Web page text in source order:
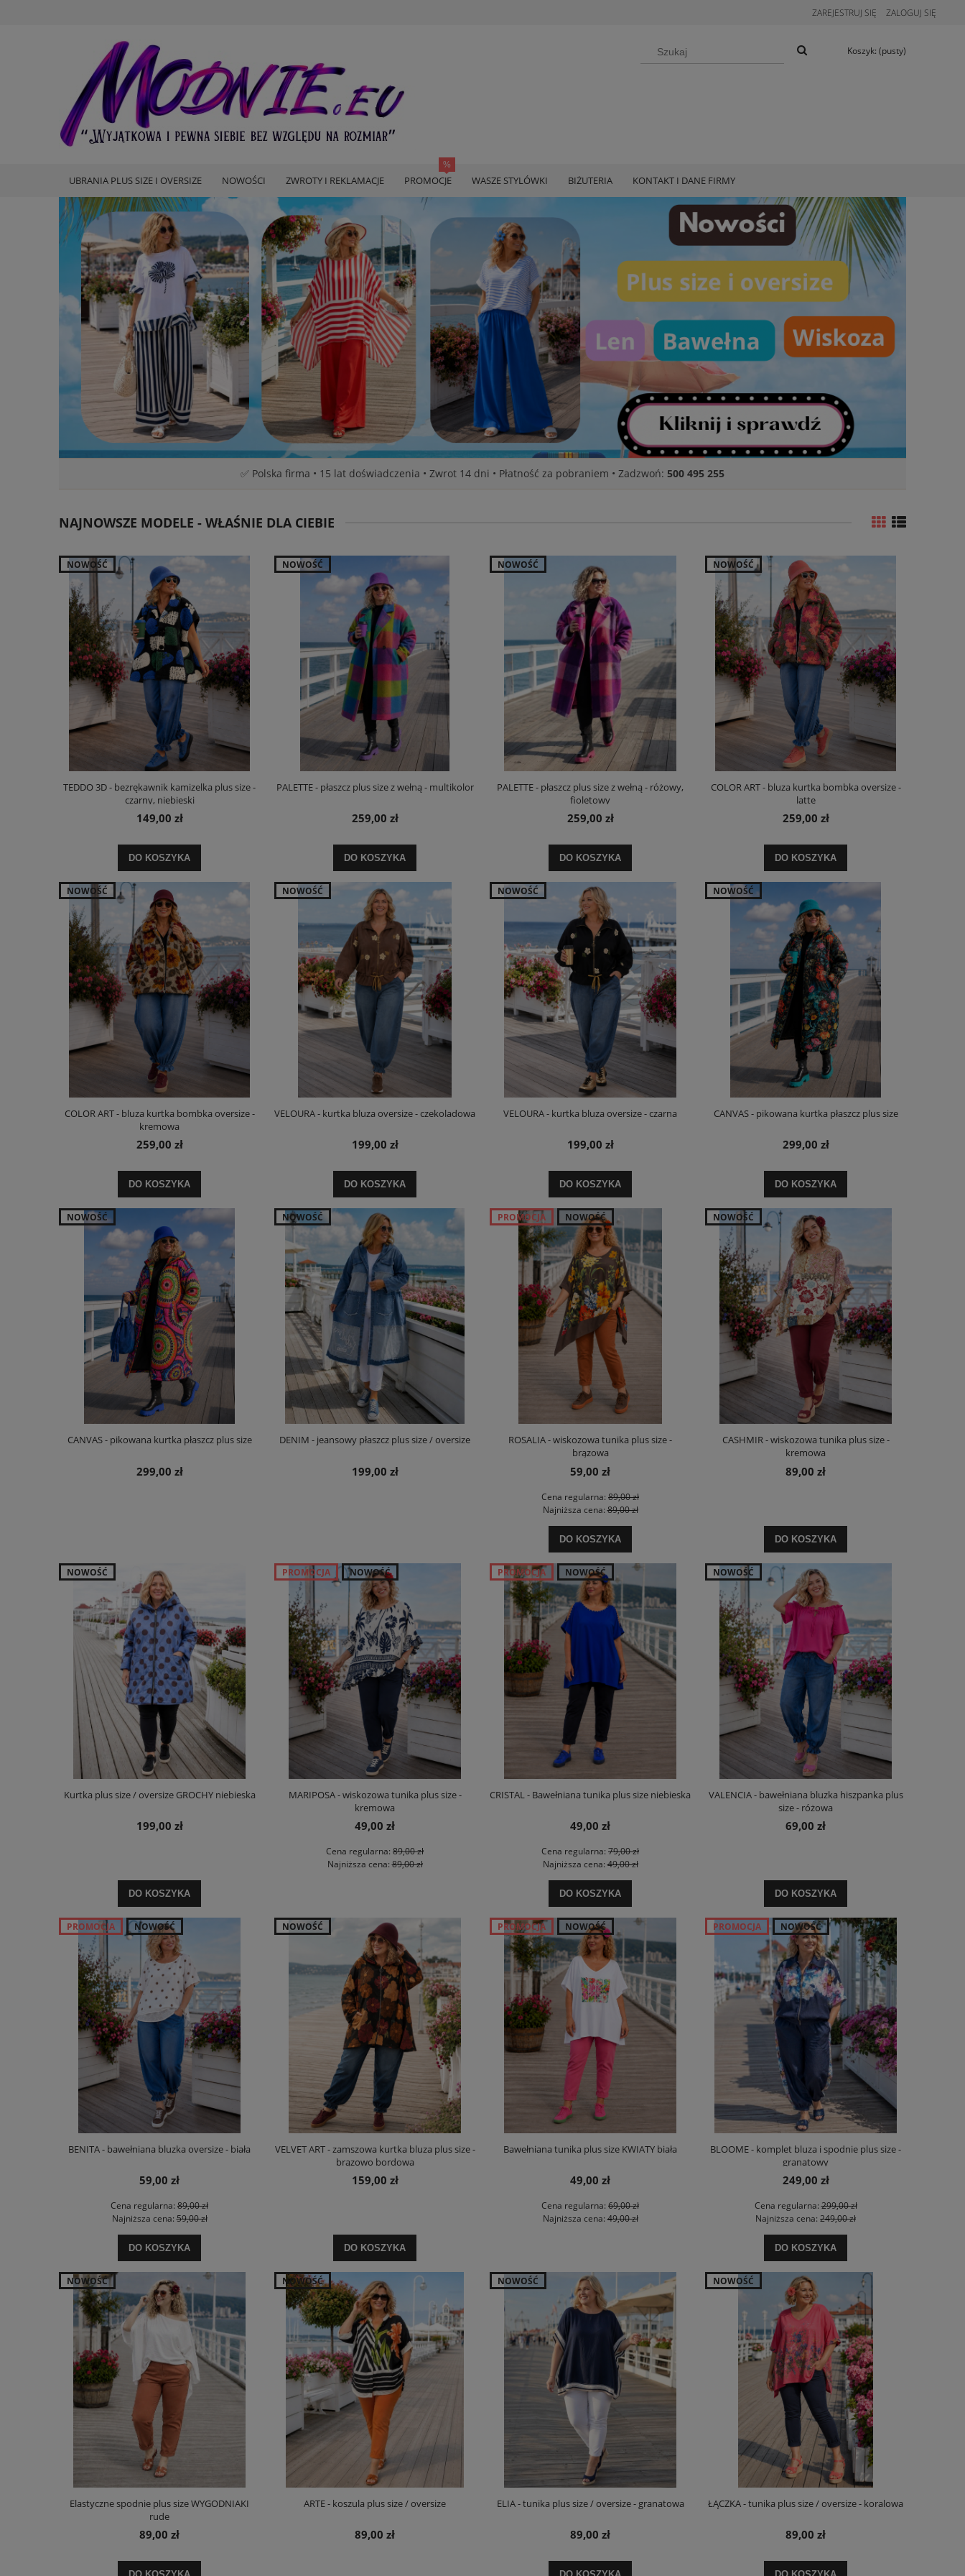
ZAREJESTRUJ SIĘ ZALOGUJ SIĘ
Koszyk: (pusty)
UBRANIA PLUS SIZE I OVERSIZE NOWOŚCI ZWROTY I REKLAMACJE PROMOCJE WASZE STYLÓWKI BIŻUTERIA KONTAKT I DANE FIRMY
✅ Polska firma • 15 lat doświadczenia • Zwrot 14 dni • Płatność za pobraniem • Zadzwoń: 500 495 255
NAJNOWSZE MODELE - WŁAŚNIE DLA CIEBIE
TEDDO 3D - bezrękawnik kamizelka plus size -
czarny, niebieski
149,00 zł
DO KOSZYKA
NOWOŚĆ
PALETTE - płaszcz plus size z wełną - multikolor
259,00 zł
DO KOSZYKA
NOWOŚĆ
PALETTE - płaszcz plus size z wełną - różowy,
fioletowy
259,00 zł
DO KOSZYKA
NOWOŚĆ
COLOR ART - bluza kurtka bombka oversize -
latte
259,00 zł
DO KOSZYKA
NOWOŚĆ
COLOR ART - bluza kurtka bombka oversize -
kremowa
259,00 zł
DO KOSZYKA
NOWOŚĆ
VELOURA - kurtka bluza oversize - czekoladowa
199,00 zł
DO KOSZYKA
NOWOŚĆ
VELOURA - kurtka bluza oversize - czarna
199,00 zł
DO KOSZYKA
NOWOŚĆ
CANVAS - pikowana kurtka płaszcz plus size
299,00 zł
DO KOSZYKA
NOWOŚĆ
CANVAS - pikowana kurtka płaszcz plus size
299,00 zł
NOWOŚĆ
DENIM - jeansowy płaszcz plus size / oversize
199,00 zł
NOWOŚĆ
ROSALIA - wiskozowa tunika plus size -
brązowa
59,00 zł
Cena regularna: 89,00 zł
Najniższa cena:89,00 zł
DO KOSZYKA
PROMOCJA NOWOŚĆ
CASHMIR - wiskozowa tunika plus size -
kremowa
89,00 zł
DO KOSZYKA
NOWOŚĆ
Kurtka plus size / oversize GROCHY niebieska
199,00 zł
DO KOSZYKA
NOWOŚĆ
MARIPOSA - wiskozowa tunika plus size -
kremowa
49,00 zł
Cena regularna: 89,00 zł
Najniższa cena:89,00 zł
PROMOCJA NOWOŚĆ
CRISTAL - Bawełniana tunika plus size niebieska
49,00 zł
Cena regularna: 79,00 zł
Najniższa cena:49,00 zł
DO KOSZYKA
PROMOCJA NOWOŚĆ
VALENCIA - bawełniana bluzka hiszpanka plus
size - różowa
69,00 zł
DO KOSZYKA
NOWOŚĆ
BENITA - bawełniana bluzka oversize - biała
59,00 zł
Cena regularna: 89,00 zł
Najniższa cena:59,00 zł
DO KOSZYKA
PROMOCJA NOWOŚĆ
VELVET ART - zamszowa kurtka bluza plus size -
brązowo bordowa
159,00 zł
DO KOSZYKA
NOWOŚĆ
Bawełniana tunika plus size KWIATY biała
49,00 zł
Cena regularna: 69,00 zł
Najniższa cena:49,00 zł
PROMOCJA NOWOŚĆ
BLOOME - komplet bluza i spodnie plus size -
granatowy
249,00 zł
Cena regularna:299,00 zł
Najniższa cena: 249,00 zł
DO KOSZYKA
PROMOCJA NOWOŚĆ
Elastyczne spodnie plus size WYGODNIAKI
rude
89,00 zł
NOWOŚĆ
ARTE - koszula plus size / oversize
89,00 zł
NOWOŚĆ
ELIA - tunika plus size / oversize - granatowa
89,00 zł
NOWOŚĆ
ŁĄCZKA - tunika plus size / oversize - koralowa
89,00 zł
NOWOŚĆ